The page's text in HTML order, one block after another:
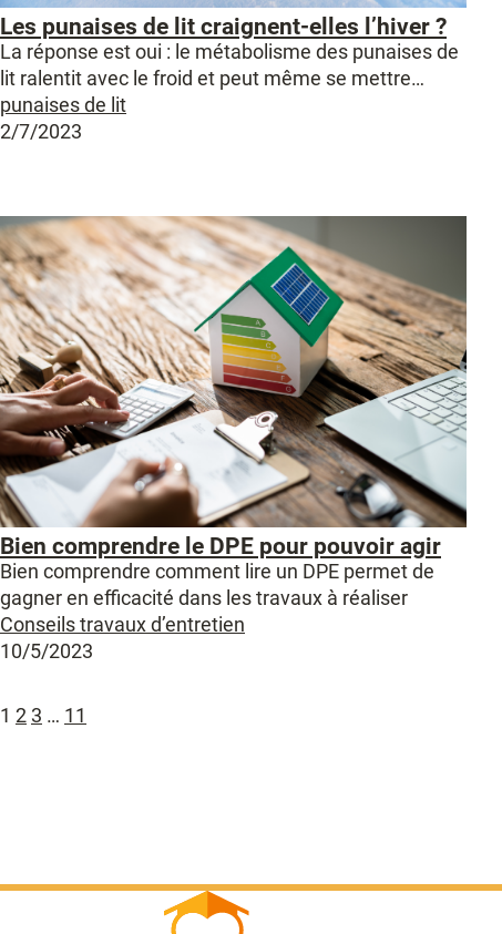
Les punaises de lit craignent-elles l’hiver ?
La réponse est oui : le métabolisme des punaises de
lit ralentit avec le froid et peut même se mettre…
punaises de lit
2/7/2023
Bien comprendre le DPE pour pouvoir agir
Bien comprendre comment lire un DPE permet de
gagner en efficacité dans les travaux à réaliser
Conseils travaux d’entretien
10/5/2023
1 2 3 … 11